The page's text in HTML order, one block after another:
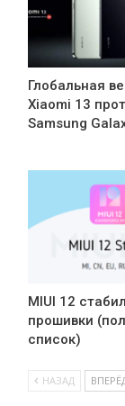
Глобальная
Xiaomi 13
Samsung
MIUI 12
прошивки
список)
НАЗАД